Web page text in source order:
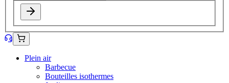
Plein air
Barbecue
Bouteilles isothermes